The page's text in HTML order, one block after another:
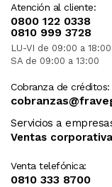
Atención al cliente:
0800 122 0338
0810 999 3728
LU-VI de 09:00 a 18:00
SA de 09:00 a 13:00
Cobranza de créditos:
Servicios a
Ventas
Venta telefónica:
0810 333 8700